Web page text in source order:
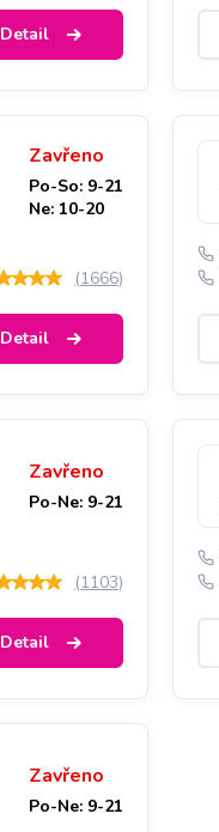
Detail
Zavřeno
Po-So: 9-21
Ne: 10-20
(1666)
Detail
Zavřeno
Po-Ne: 9-21
(1103)
Detail
Zavřeno
Po-Ne: 9-21